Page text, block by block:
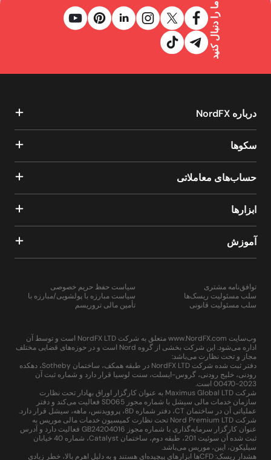
ما را دنبال کنید
درباره NordFX
سکوها
حساب‌های معاملاتی
ابزارها
آموزش
توافق‌نامه مشتری
سلب مسئولیت ریسک‌ها
سلب مسئولیت قانونی
سیاست حفظ حریم خصوصی
سیاست مبارزه با پولشویی/مبارزه با
تأمین مالی تروریسم
وب‌سایت www.NordFX.com متعلق به شرکت NordFX LTD است و توسط آن
اداره می‌شود. این شرکت بخشی از گروه Nord است و در حوزه‌های قضایی مختلف
مجاز و تحت نظارت می‌باشد:
دفتر ثبت شده شرکت NordFX LTD در طبقه همکف، ساختمان Sotheby، دهکده
رودنی، خلیج رودنی، گروس-ایسلت، سنت لوسیا قرار دارد و شماره ثبت آن
2023-00470 است.
شرکت Maximus Global LTD به عنوان کارگزار اوراق بهادار تحت نظارت
سازمان خدمات مالی سیشل با شماره مجوز SD065 فعالیت می‌کند و دفتر
عملیاتی آن در ساختمان CT، دفتر شماره 8D، پروویدنس، ماهه، سیشل قرار دارد.
شرکت Nord Premium LTD تحت نظارت کمیسیون خدمات مالی موریس به
عنوان کارگزار سرمایه‌گذاری با شماره مجوز GB24204016 فعالیت دارد و آدرس
ثبت شده آن سوئیت 201، طبقه دوم، ساختمان Catalyst، شماره 40 خیابان
سیلیکون، ایبن، موریس می‌باشد.
هشدار ریسک: CFDها ابزارهای پیچیده‌ای هستند و به دلیل اهرم بالا، خطر زیادی